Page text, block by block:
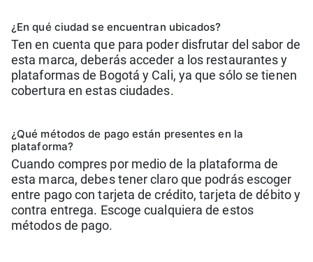
¿En qué ciudad se encuentran ubicados?
Ten en cuenta que para poder disfrutar del sabor de
esta marca, deberás acceder a los restaurantes y
plataformas de Bogotá y Cali, ya que sólo se tienen
cobertura en estas ciudades.
¿Qué métodos de pago están presentes en la
plataforma?
Cuando compres por medio de la plataforma de
esta marca, debes tener claro que podrás escoger
entre pago con tarjeta de crédito, tarjeta de débito y
contra entrega. Escoge cualquiera de estos
métodos de pago.